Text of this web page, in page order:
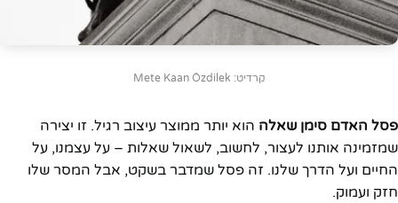
קרדיט: Mete Kaan Özdilek
פסל האדם סימן שאלה הוא יותר ממוצר עיצוב רגיל. זו יצירה
שמזמינה אותנו לעצור, לחשוב, לשאול שאלות – על עצמנו, על
החיים ועל הדרך שלנו. זה פסל שמדבר בשקט, אבל המסר שלו
חזק ועמוק.